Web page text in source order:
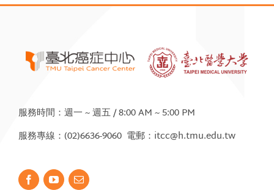
服務時間：週一 ~ 週五 / 8:00 AM ~ 5:00 PM
服務專線：(02)6636-9060 電郵：itcc@h.tmu.edu.tw